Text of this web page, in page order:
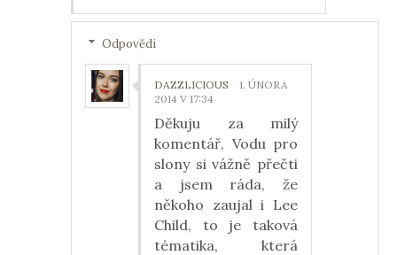
Odpovědi
DAZZLICIOUS
1. ÚNORA
2014 V 17:34
Děkuju za milý
komentář, Vodu pro
slony si vážně přečti
a jsem ráda, že
někoho zaujal i Lee
Child, to je taková
tématika, která